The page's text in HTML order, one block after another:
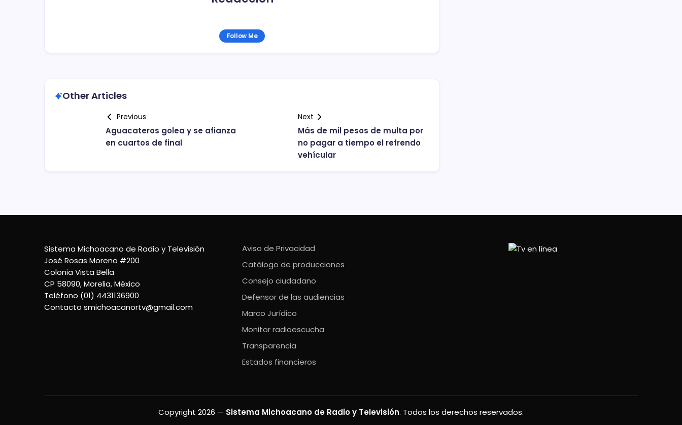
Follow Me
Other Articles
Previous
Aguacateros golea y se afianza
en cuartos de final
Next
Más de mil pesos de multa por
no pagar a tiempo el refrendo
vehícular
Sistema Michoacano de Radio y Televisión
José Rosas Moreno #200
Colonia Vista Bella
CP 58090, Morelia, México
Teléfono (01) 4431136900
Contacto smichoacanortv@gmail.com
Aviso de Privacidad
Catálogo de producciones
Consejo ciudadano
Defensor de las audiencias
Marco Jurídico
Monitor radioescucha
Transparencia
Estados financieros
Copyright 2026 — Sistema Michoacano de Radio y Televisión. Todos los derechos reservados.